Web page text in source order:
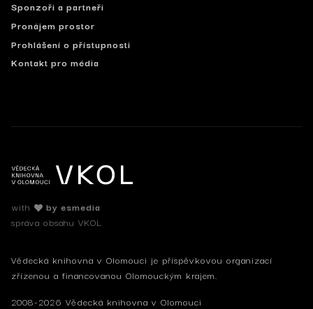
Sponzoři a partneři
Pronájem prostor
Prohlášení o přístupnosti
Kontakt pro média
with
by esmedia
správa obsahu VKOL
Vědecká knihovna v Olomouci je příspěvkovou organizací
zřízenou a financovanou Olomouckým krajem.
2008-2026 Vědecká knihovna v Olomouci